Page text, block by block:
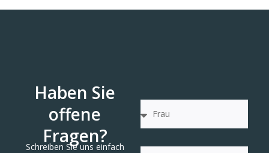
Haben Sie
offene
Fragen?
Schreiben Sie uns einfach